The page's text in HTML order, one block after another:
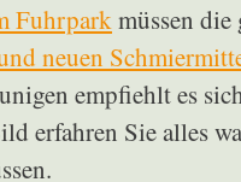
Fuhrparkmüssen die
neuen
empfiehlt es
erfahren Sie alles